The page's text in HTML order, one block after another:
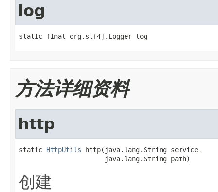
log
static final org.slf4j.Logger log
方法详细资料
http
static HttpUtils http(java.lang.String service,
                      java.lang.String path)
创建